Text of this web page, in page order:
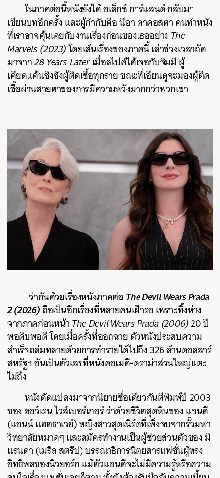
ในภาคต่อนี้หนังยังได้ อเล็กซ์ การ์แลนด์ กลับมา
เขียนบทอีกครั้ง และผู้กำกับคือ นีอา ดาคอสตา คนทำหนัง
ที่เราอาจคุ้นเคยกับงานเรื่องก่อนของเธออย่าง The
Marvels (2023)โดยเส้นเรื่องของภาคนี้ เล่าช่วงเวลาถัด
มาจาก28 Years Laterเมื่อสไปค์ได้เจอกับจิมมี ผู้
เคียดแค้นชิงชังผู้ติดเชื้อทุกราย ขณะที่เอียนดูจะมองผู้ติด
เชื้อผ่านสายตาของการมีความหวังมากกว่าพวกเขา
ว่ากันด้วยเรื่องหนังภาคต่อThe Devil Wears Prada
2 (2026)ถือเป็นอีกเรื่องที่หลายคนเฝ้ารอ เพราะทิ้งห่าง
จากภาคก่อนหน้าThe Devil Wears Prada (2006)20 ปี
พอดิบพอดี โดยเมื่อครั้งที่ออกฉาย ตัวหนังประสบความ
สำเร็จถล่มทลายด้วยการทำรายได้ไปถึง 326 ล้านดอลลาร์
สหรัฐฯ อันเป็นตัวเลขที่หนังคอเมดี-ดราม่าส่วนใหญ่แตะ
ไม่ถึง
หนังดัดแปลงมาจากนิยายชื่อเดียวกันตีพิมพ์ปี 2003
ของ ลอว์เรน ไวส์เบอร์เกอร์ ว่าด้วยชีวิตสุดหินของ แอนดี
(แอนน์ แฮตธาเวย์) หญิงสาวสุดเนิร์ดที่เพิ่งจบจากรั้วมหา
วิทยาลัยหมาดๆ และสมัครทำงานเป็นผู้ช่วยส่วนตัวของ มิ
แรนดา (เมริล สตรีป) บรรณาธิการนิตยสารแฟชั่นผู้ทรง
อิทธิพลของนิวยอร์ก แม้ตัวแอนดีจะไม่มีความรู้หรือความ